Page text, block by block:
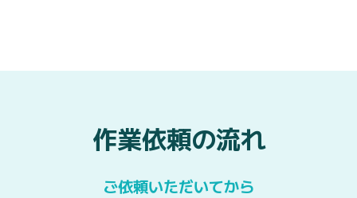
作業依頼の流れ
ご依頼いただいてから